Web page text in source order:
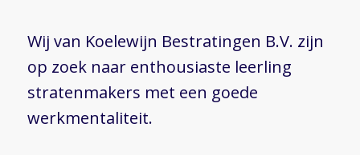
Wij van Koelewijn Bestratingen B.V. zijn
op zoek naar enthousiaste leerling
stratenmakers met een goede
werkmentaliteit.